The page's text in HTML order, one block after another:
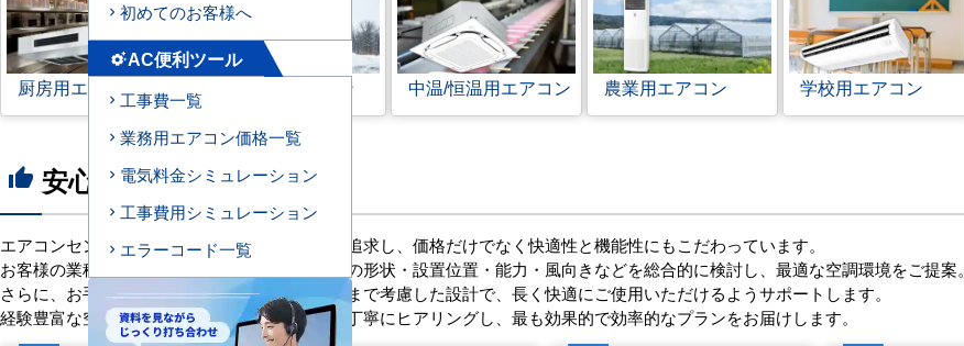
厨房用エアコン 寒冷地用エアコン 中温/恒温用エアコン 農業用エアコン 学校用エアコン
thumb_up 安心の8つのポイント
エアコンセンターACは、「格安＋α」の価値を追求し、価格だけでなく快適性と機能性にもこだわっています。
お客様の業種や施設の形態に合わせて、室内機の形状・設置位置・能力・風向きなどを総合的に検討し、最適な空調環境をご提案。
さらに、お手入れのしやすさやメンテナンス性まで考慮した設計で、長く快適にご使用いただけるようサポートします。
経験豊富な空調技術者が現場の状況やご要望を丁寧にヒアリングし、最も効果的で効率的なプランをお届けします。
初めてのお客様へ
settings_suggestAC便利ツール
工事費一覧
業務用エアコン価格一覧
電気料金シミュレーション
工事費用シミュレーション
エラーコード一覧